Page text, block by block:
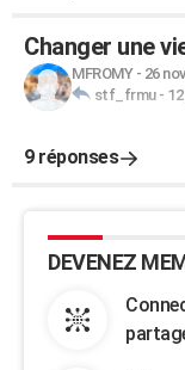
Changer une
MFROMY- 26
stf_frmu-
9 réponses
DEVENEZ